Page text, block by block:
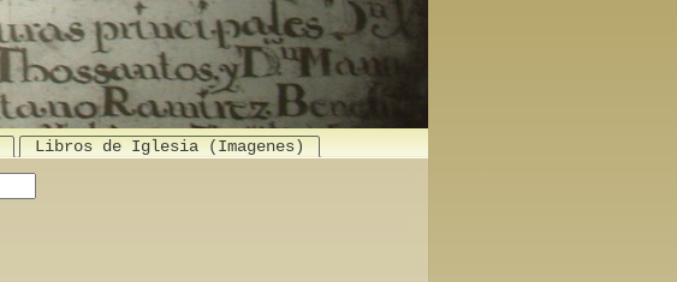
Libros de Iglesia (Imagenes)